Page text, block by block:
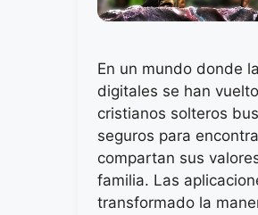
En un mundo donde
digitales se han
cristianos solteros
seguros para
compartan sus
familia. Las
transformado la